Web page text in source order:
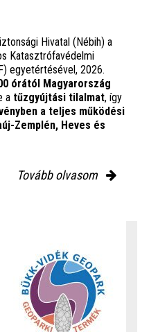
Hivatal (Nébih) a
Katasztrófavédelmi
egyetértésével, 2026.
órától Magyarország
a tűzgyújtási tilalmat, így
a teljes működési
Zemplén, Heves és
Tovább olvasom